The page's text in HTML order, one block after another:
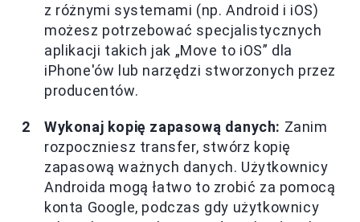
z różnymi systemami (np. Android i iOS)
możesz potrzebować specjalistycznych
aplikacji takich jak „Move to iOS” dla
iPhone'ów lub narzędzi stworzonych przez
producentów.
Wykonaj kopię zapasową danych: Zanim
rozpoczniesz transfer, stwórz kopię
zapasową ważnych danych. Użytkownicy
Androida mogą łatwo to zrobić za pomocą
konta Google, podczas gdy użytkownicy